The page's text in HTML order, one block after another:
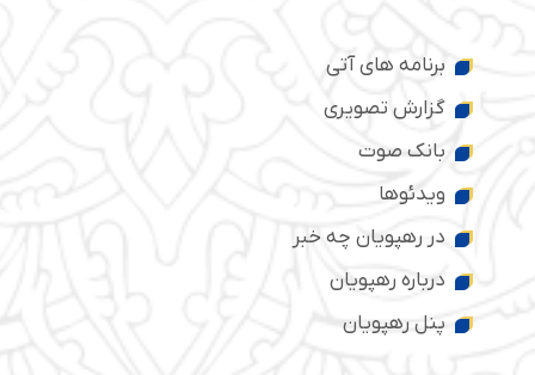
برنامه های آتی
گزارش تصویری
بانک صوت
ویدئوها
در رهپویان چه خبر
درباره رهپویان
پنل رهپویان